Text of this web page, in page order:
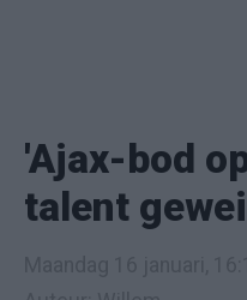
'Ajax-bod
talent